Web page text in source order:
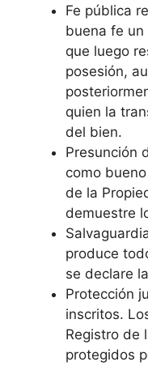
Fe pública
buena fe
que luego
posesión,
quien la
del bien.
Presunción
como
de la
demuestre
produce
se declare
Protección
inscritos.
Registro de
protegidos